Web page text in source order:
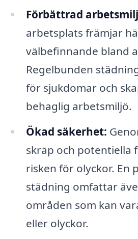
Förbättrad
arbetsplats främjar
välbefinnande bland
Regelbunden
för sjukdomar och
behaglig arbetsmiljö.
Ökad säkerhet:
skräp och potentiella
risken för olyckor. En
städning omfattar
områden som kan
eller olyckor.